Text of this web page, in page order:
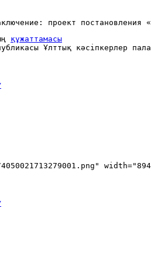
проект
құжаттамасы
Ұлттық кәсіпкерлер